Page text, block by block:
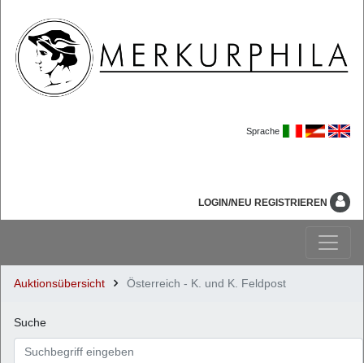
Sprache
LOGIN/NEU REGISTRIEREN
Auktionsübersicht Österreich - K. und K. Feldpost
Suche